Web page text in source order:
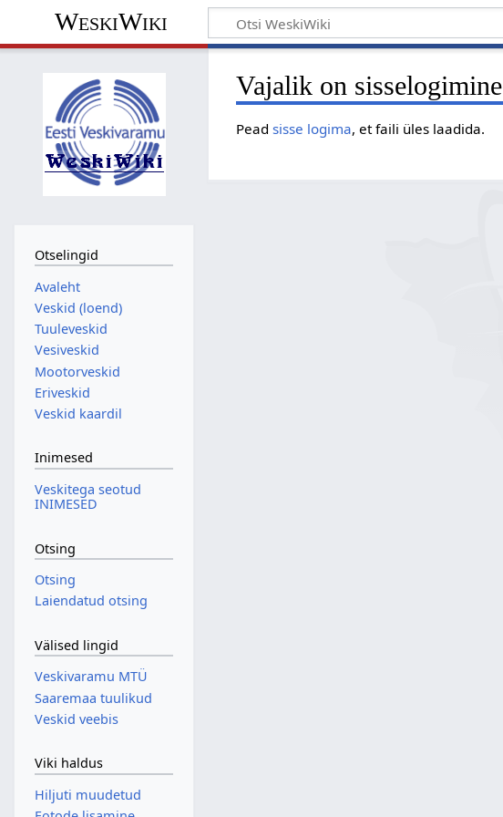
WeskiWiki
Vajalik on sisselogimine
Peadsisse logima, et faili üles laadida.
Otselingid
Avaleht
Veskid (loend)
Tuuleveskid
Vesiveskid
Mootorveskid
Eriveskid
Veskid kaardil
Inimesed
Veskitega seotud
INIMESED
Otsing
Otsing
Laiendatud otsing
Välised lingid
Veskivaramu MTÜ
Saaremaa tuulikud
Veskid veebis
Viki haldus
Hiljuti muudetud